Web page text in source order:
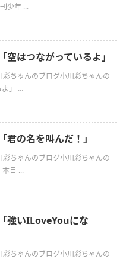
少年 ...
空はつながっているよ」
ちゃんのブログ小川彩ちゃんの
よ」 ...
君の名を叫んだ！」
ちゃんのブログ小川彩ちゃんの
本日 ...
強いILoveYouにな
ちゃんのブログ小川彩ちゃんの